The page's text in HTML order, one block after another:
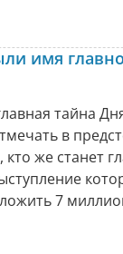
имя
тайна
в
кто же станет
7